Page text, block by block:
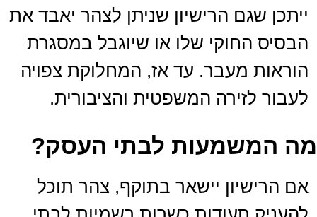
ייתכן שגם הרישיון שניתן לצהר יאבד את
הבסיס החוקי שלו או שיוגבל במסגרת
הוראות מעבר. עד אז, המחלוקת צפויה
לעבור לזירה המשפטית והציבורית.
מה המשמעות לבתי העסק?
אם הרישיון יישאר בתוקף, צהר תוכל